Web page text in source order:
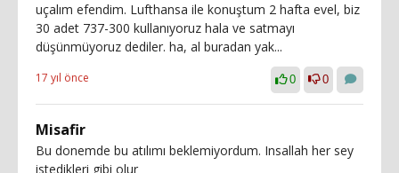
uçalım efendim. Lufthansa ile konuştum 2 hafta evel, biz
30 adet 737-300 kullanıyoruz hala ve satmayı
düşünmüyoruz dediler. ha, al buradan yak...
17 yıl önce 0 0
Misafir
Bu donemde bu atılımı beklemiyordum. Insallah her sey
istedikleri gibi olur